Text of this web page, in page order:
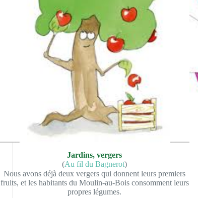
Jardins, vergers
(Au fil du Bagnerot)
Nous avons déjà deux vergers qui donnent leurs premiers
fruits, et les habitants du Moulin-au-Bois consomment leurs
propres légumes.